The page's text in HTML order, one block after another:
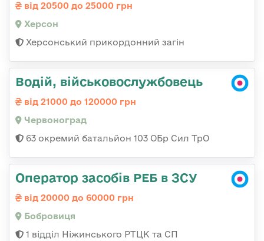
від 20500 до 25000 грн
Херсон
Херсонський прикордонний загін
Водій, військовослужбовець
від 21000 до 120000 грн
Червоноград
63 окремий батальйон 103 ОБр Сил ТрО
Оператор засобів РЕБ в ЗСУ
від 20000 до 60000 грн
Бобровиця
1 відділ Ніжинського РТЦК та СП